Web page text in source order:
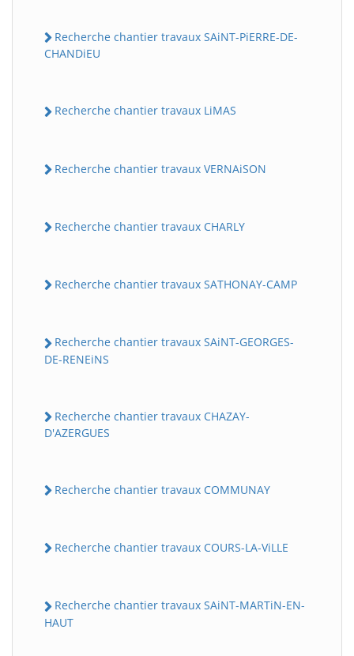
Recherche chantier travaux SAiNT-PiERRE-DE-
CHANDiEU
Recherche chantier travaux LiMAS
Recherche chantier travaux VERNAiSON
Recherche chantier travaux CHARLY
Recherche chantier travaux SATHONAY-CAMP
Recherche chantier travaux SAiNT-GEORGES-
DE-RENEiNS
Recherche chantier travaux CHAZAY-
D'AZERGUES
Recherche chantier travaux COMMUNAY
Recherche chantier travaux COURS-LA-ViLLE
Recherche chantier travaux SAiNT-MARTiN-EN-
HAUT